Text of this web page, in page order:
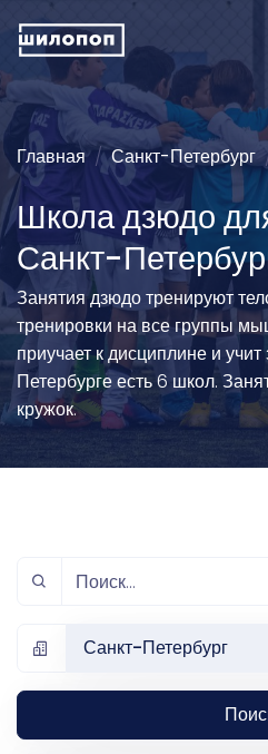
Главная Санкт-Петербург
Школа дзюдо
Санкт-
Занятия дзюдо тренируют
тренировки на все группы
приучает к дисциплине и
Петербурге есть 6 школ.
кружок.
Санкт-Петербург